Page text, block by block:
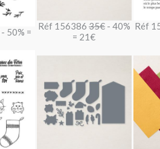
- 50% =
Réf 156386 35€ - 40%
= 21€
Réf